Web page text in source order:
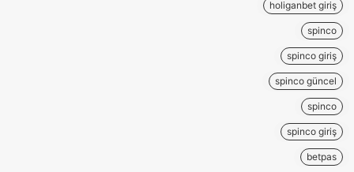
holiganbet giriş
spinco
spinco giriş
spinco güncel
spinco
spinco giriş
betpas